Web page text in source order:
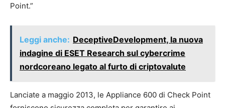
Point.”
Leggi anche: DeceptiveDevelopment, la nuova
indagine di ESET Research sul cybercrime
nordcoreano legato al furto di criptovalute
Lanciate a maggio 2013, le Appliance 600 di Check Point